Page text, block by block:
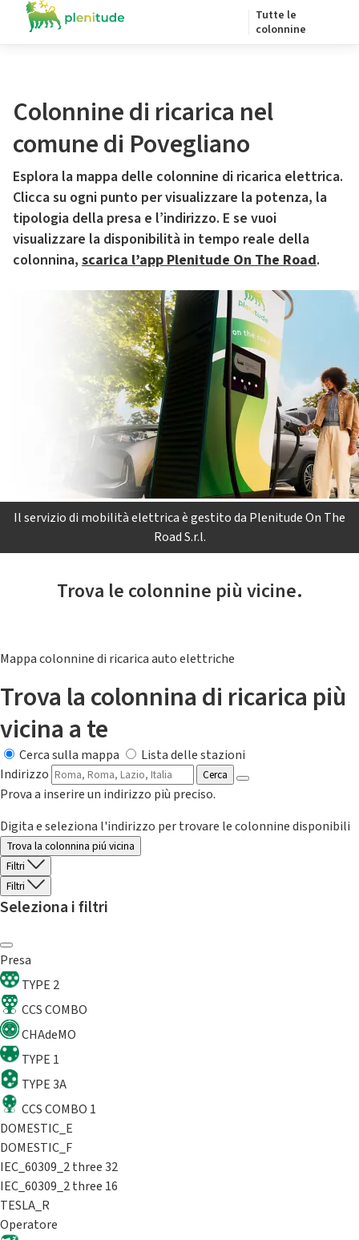
Tutte le
colonnine
Colonnine di ricarica nel
comune di Povegliano
Esplora la mappa delle colonnine di ricarica elettrica.
Clicca su ogni punto per visualizzare la potenza, la
tipologia della presa e l’indirizzo. E se vuoi
visualizzare la disponibilità in tempo reale della
colonnina, scarica l’app Plenitude On The Road.
Il servizio di mobilità elettrica è gestito da Plenitude On The
Road S.r.l.
Trova le colonnine più vicine.
Mappa colonnine di ricarica auto elettriche
Trova la colonnina di ricarica più
vicina a te
Cerca sulla mappa
Lista delle stazioni
Indirizzo
Cerca
Prova a inserire un indirizzo più preciso.
Digita e seleziona l'indirizzo per trovare le colonnine disponibili
Trova la colonnina piú vicina
Filtri
Filtri
Seleziona i filtri
Presa
TYPE 2
CCS COMBO
CHAdeMO
TYPE 1
TYPE 3A
CCS COMBO 1
DOMESTIC_E
DOMESTIC_F
IEC_60309_2 three 32
IEC_60309_2 three 16
TESLA_R
Operatore